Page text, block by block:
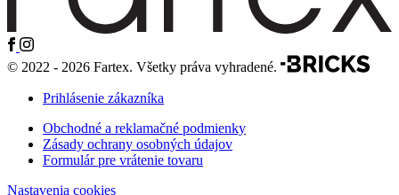
© 2022 - 2026 Fartex. Všetky práva vyhradené.
Prihlásenie zákazníka
Obchodné a reklamačné podmienky
Zásady ochrany osobných údajov
Formulár pre vrátenie tovaru
Nastavenia cookies